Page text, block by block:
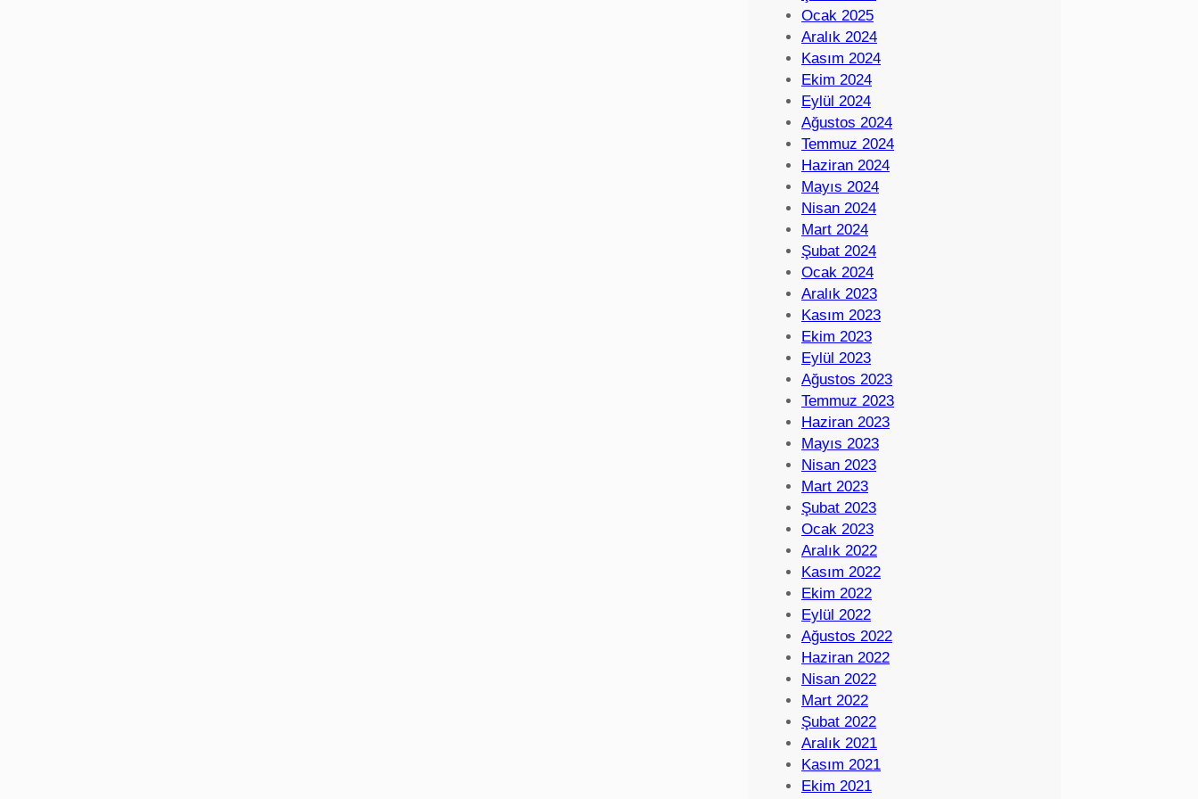
Ocak 2025
Aralık 2024
Kasım 2024
Ekim 2024
Eylül 2024
Ağustos 2024
Temmuz 2024
Haziran 2024
Mayıs 2024
Nisan 2024
Mart 2024
Şubat 2024
Ocak 2024
Aralık 2023
Kasım 2023
Ekim 2023
Eylül 2023
Ağustos 2023
Temmuz 2023
Haziran 2023
Mayıs 2023
Nisan 2023
Mart 2023
Şubat 2023
Ocak 2023
Aralık 2022
Kasım 2022
Ekim 2022
Eylül 2022
Ağustos 2022
Haziran 2022
Nisan 2022
Mart 2022
Şubat 2022
Aralık 2021
Kasım 2021
Ekim 2021